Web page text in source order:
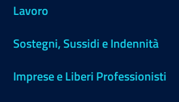
Lavoro
Sostegni, Sussidi e Indennità
Imprese e Liberi Professionisti